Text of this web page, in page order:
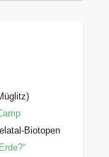
Biotopen